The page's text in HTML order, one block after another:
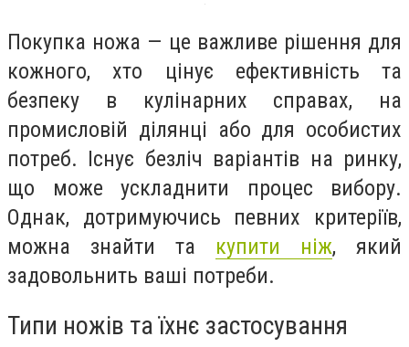
Покупка ножа — це важливе рішення для
кожного, хто цінує ефективність та
безпеку в кулінарних справах, на
промисловій ділянці або для особистих
потреб. Існує безліч варіантів на ринку,
що може ускладнити процес вибору.
Однак, дотримуючись певних критеріїв,
можна знайти та купити ніж, який
задовольнить ваші потреби.
Типи ножів та їхнє застосування